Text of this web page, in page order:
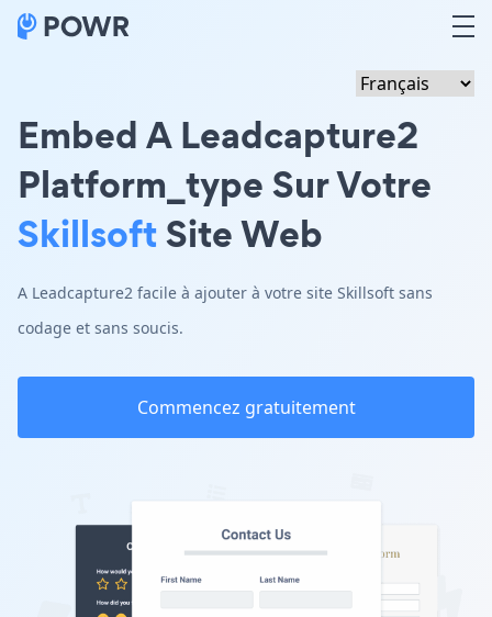
Embed A Leadcapture2
Platform_type Sur Votre
SkillsoftSite Web
A Leadcapture2 facile à ajouter à votre site Skillsoft sans
codage et sans soucis.
Commencez gratuitement